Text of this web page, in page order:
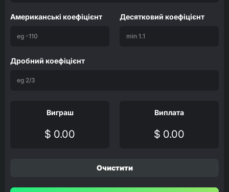
Американські коефіцієнт Десятковий коефіцієнт
Дробний коефіцієнт
Виграш
$ 0.00
Виплата
$ 0.00
Очистити